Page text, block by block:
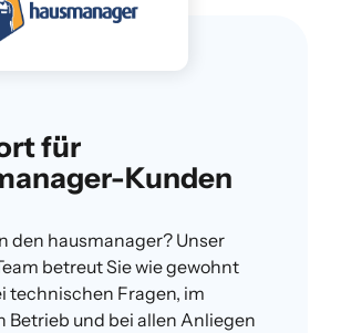
für
Kunden
den hausmanager? Unser
betreut Sie wie gewohnt
technischen Fragen, im
Betrieb und bei allen Anliegen